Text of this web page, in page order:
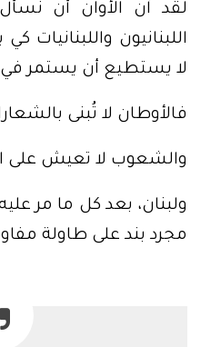
لقد آن الأوان أن
اللبنانيون واللبنانيات
لا يستطيع أن يستمر في
فالأوطان لا تُبنى
والشعوب لا تعيش على
ولبنان، بعد كل ما مر
مجرد بند على طاولة